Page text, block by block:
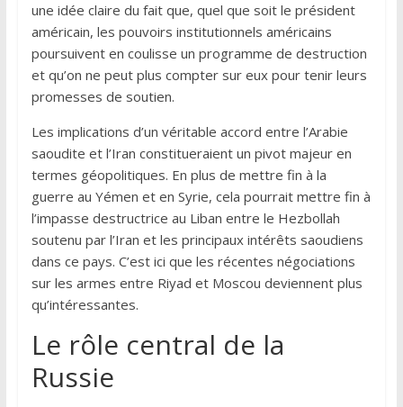
une idée claire du fait que, quel que soit le président
américain, les pouvoirs institutionnels américains
poursuivent en coulisse un programme de destruction
et qu’on ne peut plus compter sur eux pour tenir leurs
promesses de soutien.
Les implications d’un véritable accord entre l’Arabie
saoudite et l’Iran constitueraient un pivot majeur en
termes géopolitiques. En plus de mettre fin à la
guerre au Yémen et en Syrie, cela pourrait mettre fin à
l’impasse destructrice au Liban entre le Hezbollah
soutenu par l’Iran et les principaux intérêts saoudiens
dans ce pays. C’est ici que les récentes négociations
sur les armes entre Riyad et Moscou deviennent plus
qu’intéressantes.
Le rôle central de la
Russie